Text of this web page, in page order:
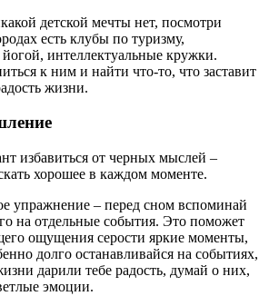
детской мечты нет, посмотри
есть клубы по туризму,
интеллектуальные кружки.
к ним и найти что-то, что заставит
жизни.
избавиться от черных мыслей –
хорошее в каждом моменте.
упражнение – перед сном вспоминай
на отдельные события. Это поможет
ощущения серости яркие моменты,
долго останавливайся на событиях,
дарили тебе радость, думай о них,
эмоции.